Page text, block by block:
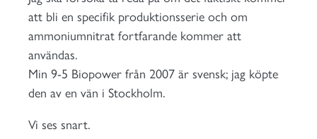
att bli en specifik produktionsserie och om
ammoniumnitrat fortfarande kommer att
användas.
Min 9-5 Biopower från 2007 är svensk; jag köpte
den av en vän i Stockholm.
Vi ses snart.